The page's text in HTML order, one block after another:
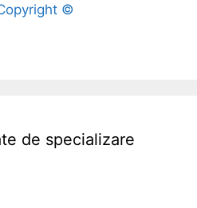
©
de specializare